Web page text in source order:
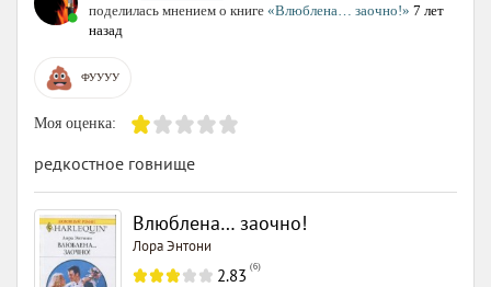
поделилась мнением о книге «Влюблена… заочно!» 7 лет
назад
ФУУУУ
Моя оценка:
редкостное говнище
Влюблена… заочно!
Лора Энтони
2.83 (6)